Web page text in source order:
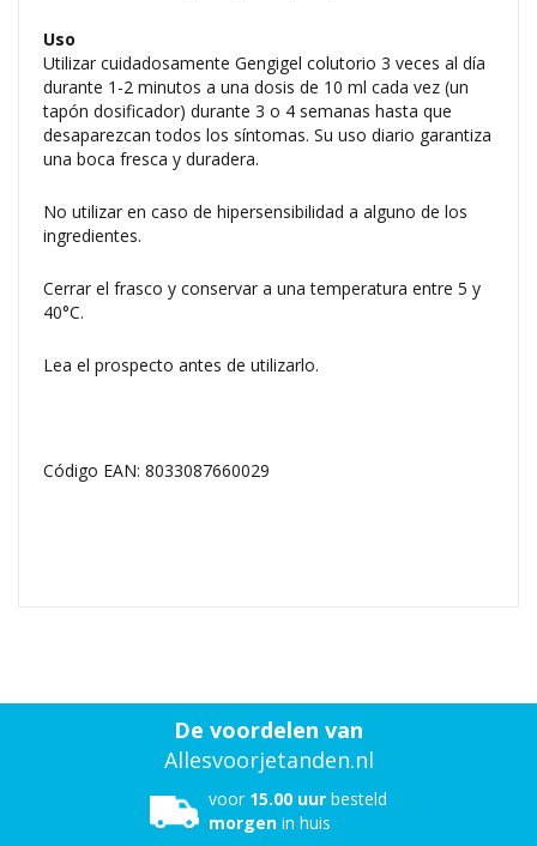
Uso
Utilizar cuidadosamente Gengigel colutorio 3 veces al día
durante 1-2 minutos a una dosis de 10 ml cada vez (un
tapón dosificador) durante 3 o 4 semanas hasta que
desaparezcan todos los síntomas. Su uso diario garantiza
una boca fresca y duradera.
No utilizar en caso de hipersensibilidad a alguno de los
ingredientes.
Cerrar el frasco y conservar a una temperatura entre 5 y
40°C.
Lea el prospecto antes de utilizarlo.
Código EAN: 8033087660029
De voordelen van
Allesvoorjetanden.nl
voor 15.00 uur besteld
morgen in huis